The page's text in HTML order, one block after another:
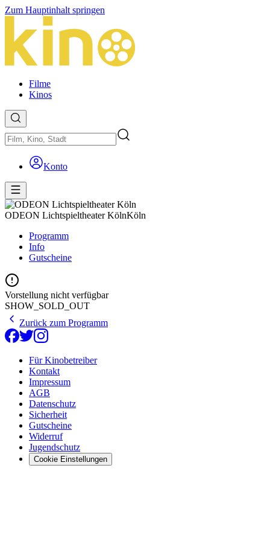
Zum Hauptinhalt springen
Filme
Kinos
Konto
ODEON Lichtspieltheater KölnKöln
Programm
Info
Gutscheine
Vorstellung nicht verfügbar
SHOW_SOLD_OUT
Zurück zum Programm
Für Kinobetreiber
Kontakt
Impressum
AGB
Datenschutz
Sicherheit
Gutscheine
Widerruf
Jugendschutz
Cookie Einstellungen